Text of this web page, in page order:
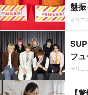
盤
オリコ
フ
オリコ